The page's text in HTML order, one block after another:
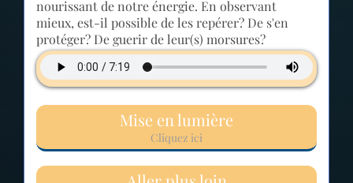
nourissant de notre énergie. En observant
mieux, est-il possible de les repérer? De s'en
protéger? De guerir de leur(s) morsures?
Mise en lumière
Cliquez ici